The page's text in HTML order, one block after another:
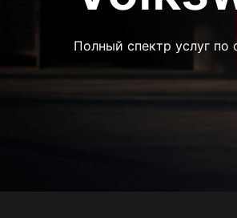
Полный спектр услуг по